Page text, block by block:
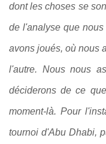
dont les choses se
de l'analyse que
avons joués, où nous
l'autre. Nous nous
déciderons de ce
moment-là. Pour
tournoi d'Abu Dhabi,